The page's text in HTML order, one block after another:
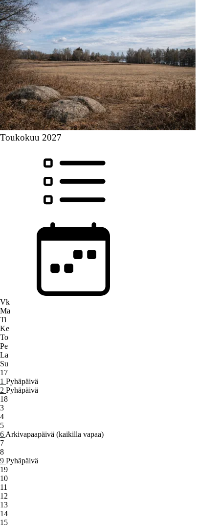
Toukokuu 2027
Vk
Ma
Ti
Ke
To
Pe
La
Su
17
1 Pyhäpäivä
2 Pyhäpäivä
18
3
4
5
6 Arkivapaapäivä (kaikilla vapaa)
7
8
9 Pyhäpäivä
19
10
11
12
13
14
15